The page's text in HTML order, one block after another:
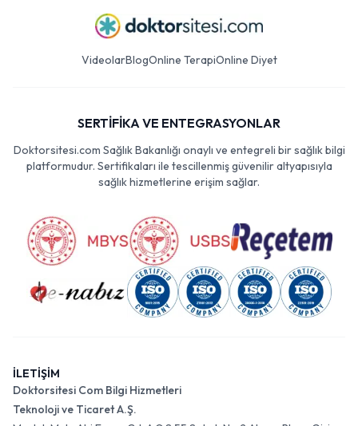
VideolarBlogOnline TerapiOnline Diyet
SERTİFİKA VE ENTEGRASYONLAR
Doktorsitesi.com Sağlık Bakanlığı onaylı ve entegreli bir sağlık bilgi
platformudur. Sertifikaları ile tescillenmiş güvenilir altyapısıyla
sağlık hizmetlerine erişim sağlar.
İLETİŞİM
Doktorsitesi Com Bilgi Hizmetleri
Teknoloji ve Ticaret A.Ş.